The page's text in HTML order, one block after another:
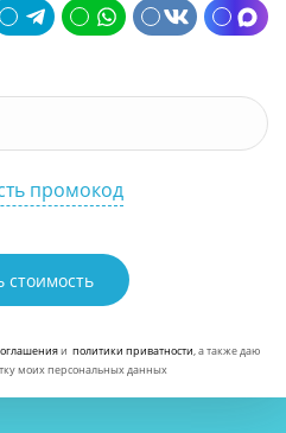
промокод
стоимость
и политики приватности, а также даю
моих персональных данных